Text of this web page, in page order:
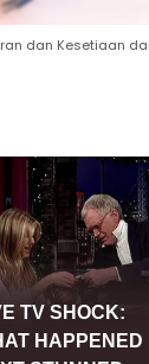
dan Kesetiaan